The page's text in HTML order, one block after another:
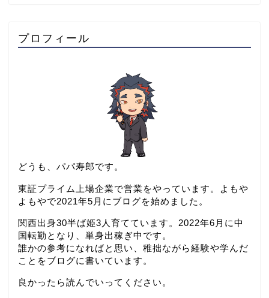
プロフィール
どうも、パパ寿郎です。
東証プライム上場企業で営業をやっています。よもや
よもやで2021年5月にブログを始めました。
関西出身30半ば姫3人育てています。2022年6月に中
国転勤となり、単身出稼ぎ中です。
誰かの参考になればと思い、稚拙ながら経験や学んだ
ことをブログに書いています。
良かったら読んでいってください。